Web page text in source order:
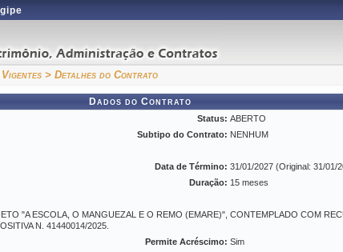
> Detalhes do Contrato
Dados do Contrato
Status: ABERTO
Subtipo do Contrato: NENHUM
Data de Término: 31/01/2027 (Original: 31/01/
Duração: 15 meses
"A ESCOLA, O MANGUEZAL E O REMO (EMARE)", CONTEMPLADO COM
N. 41440014/2025.
Permite Acréscimo: Sim